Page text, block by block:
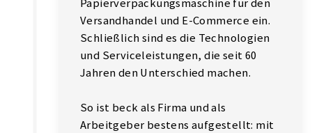
Versandhandel und E-Commerce ein.
Schließlich sind es die Technologien
und Serviceleistungen, die seit 60
Jahren den Unterschied machen.
So ist beck als Firma und als
Arbeitgeber bestens aufgestellt: mit